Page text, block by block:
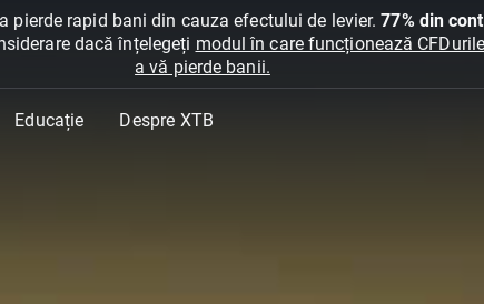
pierde rapid bani din cauza efectului de levier.77% din
dacă înțelegeți modul în care funcționează
a vă pierde banii.
Educație Despre XTB